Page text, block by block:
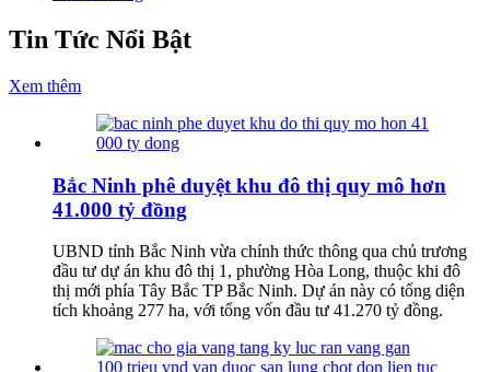
Tin Tức Nổi Bật
Xem thêm
Bắc Ninh phê duyệt khu đô thị quy mô hơn
41.000 tỷ đồng
UBND tỉnh Bắc Ninh vừa chính thức thông qua chủ trương
đầu tư dự án khu đô thị 1, phường Hòa Long, thuộc khi đô
thị mới phía Tây Bắc TP Bắc Ninh. Dự án này có tổng diện
tích khoảng 277 ha, với tổng vốn đầu tư 41.270 tỷ đồng.